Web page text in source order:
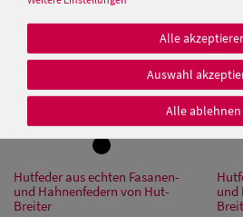
Hutfeder aus echten Fasanen-
und Hahnenfedern von Hut-
Breiter
und
Alle
Auswahl
Alle ablehnen